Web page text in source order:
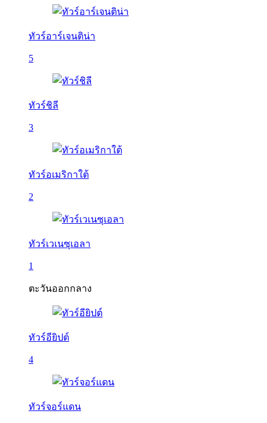
ทัวร์อาร์เจนติน่า
5
ทัวร์ชิลี
3
ทัวร์อเมริกาใต้
2
ทัวร์เวเนซุเอลา
1
ตะวันออกกลาง
ทัวร์อียิปต์
4
ทัวร์จอร์แดน